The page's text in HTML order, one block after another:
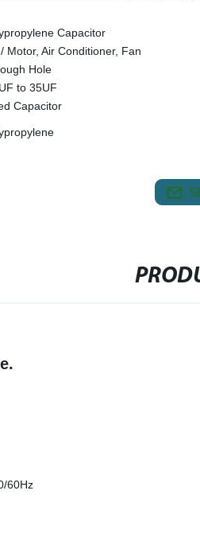
Capacitor
Motor, Air Conditioner, Fan
Hole
to 35UF
Capacitor
60Hz